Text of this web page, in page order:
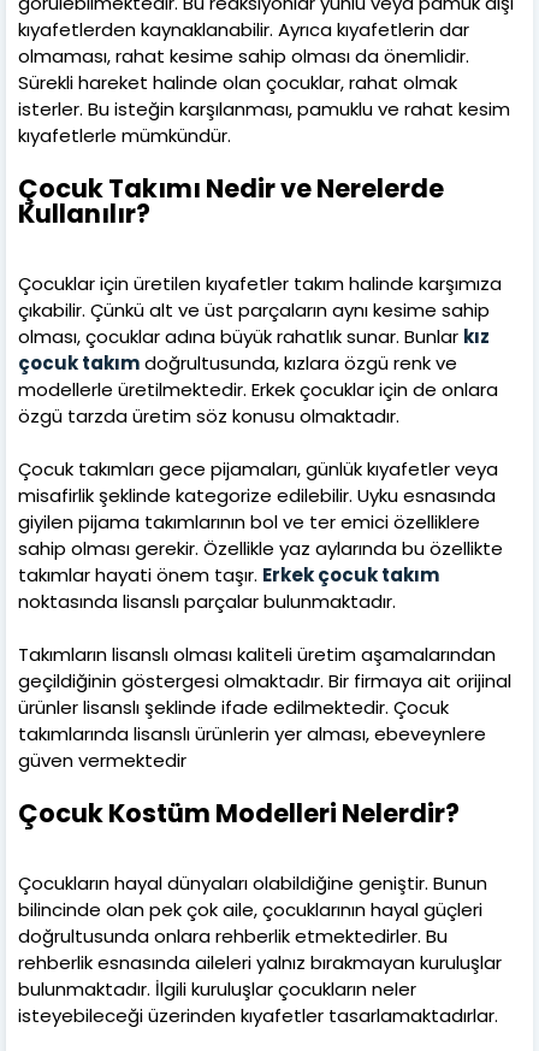
kıyafetlerden kaynaklanabilir. Ayrıca kıyafetlerin dar
olmaması, rahat kesime sahip olması da önemlidir.
Sürekli hareket halinde olan çocuklar, rahat olmak
isterler. Bu isteğin karşılanması, pamuklu ve rahat kesim
kıyafetlerle mümkündür.
Çocuk Takımı Nedir ve Nerelerde
Kullanılır?
Çocuklar için üretilen kıyafetler takım halinde karşımıza
çıkabilir. Çünkü alt ve üst parçaların aynı kesime sahip
olması, çocuklar adına büyük rahatlık sunar. Bunlar kız
çocuk takımdoğrultusunda, kızlara özgü renk ve
modellerle üretilmektedir. Erkek çocuklar için de onlara
özgü tarzda üretim söz konusu olmaktadır.
Çocuk takımları gece pijamaları, günlük kıyafetler veya
misafirlik şeklinde kategorize edilebilir. Uyku esnasında
giyilen pijama takımlarının bol ve ter emici özelliklere
sahip olması gerekir. Özellikle yaz aylarında bu özellikte
takımlar hayati önem taşır. Erkek çocuk takım
noktasında lisanslı parçalar bulunmaktadır.
Takımların lisanslı olması kaliteli üretim aşamalarından
geçildiğinin göstergesi olmaktadır. Bir firmaya ait orijinal
ürünler lisanslı şeklinde ifade edilmektedir. Çocuk
takımlarında lisanslı ürünlerin yer alması, ebeveynlere
güven vermektedir
Çocuk Kostüm Modelleri Nelerdir?
Çocukların hayal dünyaları olabildiğine geniştir. Bunun
bilincinde olan pek çok aile, çocuklarının hayal güçleri
doğrultusunda onlara rehberlik etmektedirler. Bu
rehberlik esnasında aileleri yalnız bırakmayan kuruluşlar
bulunmaktadır. İlgili kuruluşlar çocukların neler
isteyebileceği üzerinden kıyafetler tasarlamaktadırlar.